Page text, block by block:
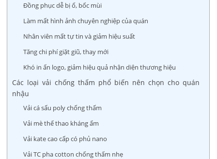
Đồng phục dễ bị ố, bốc mùi
Làm mất hình ảnh chuyên nghiệp của quán
Nhân viên mất tự tin và giảm hiệu suất
Tăng chi phí giặt giũ, thay mới
Khó in ấn logo, giảm hiệu quả nhận diện thương hiệu
Các loại vải chống thấm phổ biến nên chọn cho quán
nhậu
Vải cá sấu poly chống thấm
Vải mè thể thao kháng ẩm
Vải kate cao cấp có phủ nano
Vải TC pha cotton chống thấm nhẹ